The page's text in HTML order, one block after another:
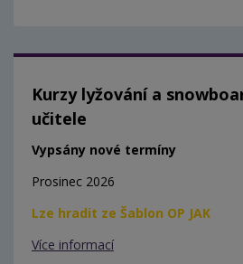
Kurzy lyžování a
učitele
Vypsány nové termíny
Prosinec 2026
Lze hradit ze Šablon OP JAK
Více informací